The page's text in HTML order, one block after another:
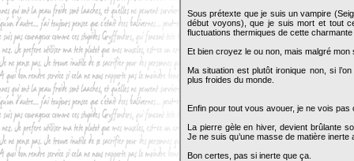
Sous prétexte que je suis un vampire
début voyons), que je suis mort et tout
fluctuations thermiques de cette
Et bien croyez le ou non, mais malgré
Ma situation est plutôt ironique non, si
plus froides du monde.
Enfin pour tout vous avouer, je ne vois
La pierre gèle en hiver, devient brûlante
Je ne suis qu’une masse de matière
Bon certes, pas si inerte que ça.